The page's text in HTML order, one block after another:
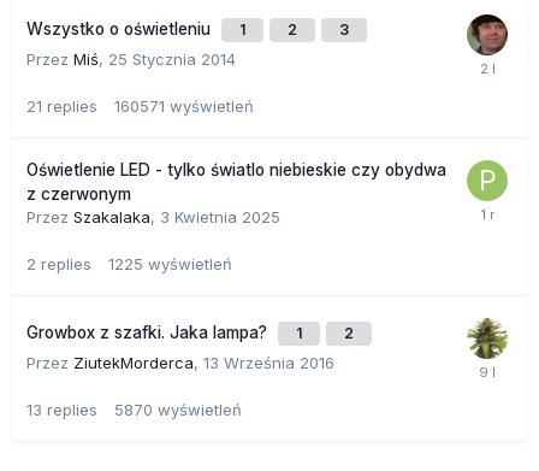
Wszystko o oświetleniu 1 2 3
Przez Miś, 25 Stycznia 2014
21 replies 160571 wyświetleń
Oświetlenie LED - tylko światlo niebieskie czy obydwa
z czerwonym
Przez Szakalaka, 3 Kwietnia 2025
2 replies 1225 wyświetleń
Growbox z szafki. Jaka lampa? 1 2
Przez ZiutekMorderca, 13 Września 2016
13 replies 5870 wyświetleń